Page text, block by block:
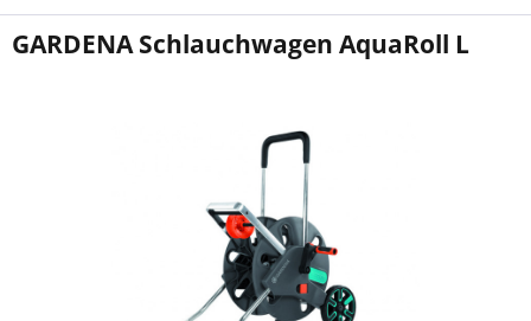
GARDENA Schlauchwagen AquaRoll L